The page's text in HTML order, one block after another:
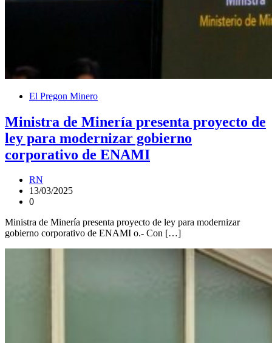
El Pregon Minero
Ministra de Minería presenta proyecto de
ley para modernizar gobierno
corporativo de ENAMI
RN
13/03/2025
0
Ministra de Minería presenta proyecto de ley para modernizar
gobierno corporativo de ENAMI o.- Con […]